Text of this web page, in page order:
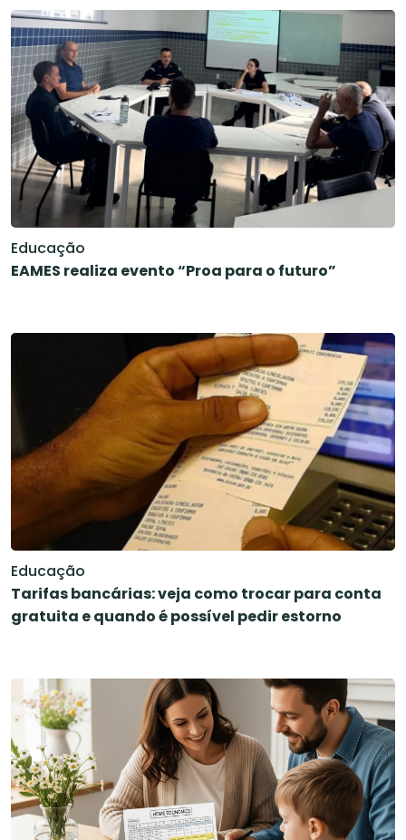
Educação
EAMES realiza evento “Proa para o futuro”
Educação
Tarifas bancárias: veja como trocar para conta
gratuita e quando é possível pedir estorno